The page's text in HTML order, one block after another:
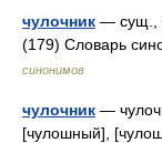
чулочник — сущ.,
(179) Словарь
синонимов
чулочник —
[чулошный],